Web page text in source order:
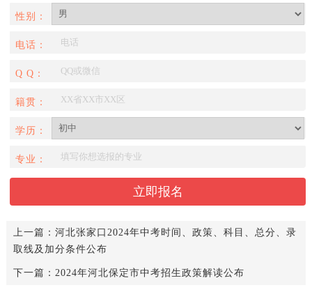
性别：
电话：
Q Q：
籍贯：
学历：
专业：
上一篇： 河北张家口2024年中考时间、政策、科目、总分、录
取线及加分条件公布
下一篇： 2024年河北保定市中考招生政策解读公布